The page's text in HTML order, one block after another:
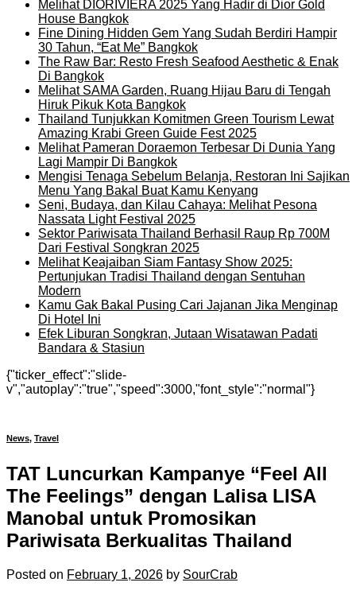
Melihat DIORIVIERA 2025 Yang Hadir di Dior Gold
House Bangkok
Fine Dining Hidden Gem Yang Sudah Berdiri Hampir
30 Tahun, “Eat Me” Bangkok
The Raw Bar: Resto Fresh Seafood Aesthetic & Enak
Di Bangkok
Melihat SAMA Garden, Ruang Hijau Baru di Tengah
Hiruk Pikuk Kota Bangkok
Thailand Tunjukkan Komitmen Green Tourism Lewat
Amazing Krabi Green Guide Fest 2025
Melihat Pameran Doraemon Terbesar Di Dunia Yang
Lagi Mampir Di Bangkok
Mengisi Tenaga Sebelum Belanja, Restoran Ini Sajikan
Menu Yang Bakal Buat Kamu Kenyang
Seni, Budaya, dan Kilau Cahaya: Melihat Pesona
Nassata Light Festival 2025
Sektor Pariwisata Thailand Berhasil Raup Rp 700M
Dari Festival Songkran 2025
Melihat Keajaiban Siam Fantasy Show 2025:
Pertunjukan Tradisi Thailand dengan Sentuhan
Modern
Kamu Gak Bakal Pusing Cari Jajanan Jika Menginap
Di Hotel Ini
Efek Liburan Songkran, Jutaan Wisatawan Padati
Bandara & Stasiun
{"ticker_effect":"slide-
v","autoplay":"true","speed":3000,"font_style":"normal"}
News, Travel
TAT Luncurkan Kampanye “Feel All
The Feelings” dengan Lalisa LISA
Manobal untuk Promosikan
Pariwisata Berkualitas Thailand
Posted on February 1, 2026 by SourCrab